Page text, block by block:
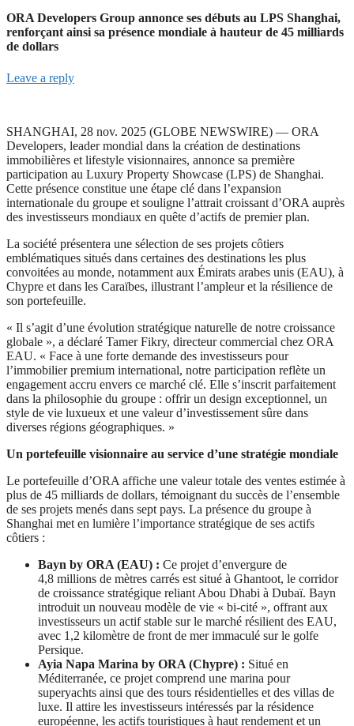
ORA Developers Group annonce ses débuts au LPS Shanghai,
renforçant ainsi sa présence mondiale à hauteur de 45 milliards
de dollars
Leave a reply
SHANGHAI, 28 nov. 2025 (GLOBE NEWSWIRE) — ORA
Developers, leader mondial dans la création de destinations
immobilières et lifestyle visionnaires, annonce sa première
participation au Luxury Property Showcase (LPS) de Shanghai.
Cette présence constitue une étape clé dans l’expansion
internationale du groupe et souligne l’attrait croissant d’ORA auprès
des investisseurs mondiaux en quête d’actifs de premier plan.
La société présentera une sélection de ses projets côtiers
emblématiques situés dans certaines des destinations les plus
convoitées au monde, notamment aux Émirats arabes unis (EAU), à
Chypre et dans les Caraïbes, illustrant l’ampleur et la résilience de
son portefeuille.
« Il s’agit d’une évolution stratégique naturelle de notre croissance
globale », a déclaré Tamer Fikry, directeur commercial chez ORA
EAU. « Face à une forte demande des investisseurs pour
l’immobilier premium international, notre participation reflète un
engagement accru envers ce marché clé. Elle s’inscrit parfaitement
dans la philosophie du groupe : offrir un design exceptionnel, un
style de vie luxueux et une valeur d’investissement sûre dans
diverses régions géographiques. »
Un portefeuille visionnaire au service d’une stratégie mondiale
Le portefeuille d’ORA affiche une valeur totale des ventes estimée à
plus de 45 milliards de dollars, témoignant du succès de l’ensemble
de ses projets menés dans sept pays. La présence du groupe à
Shanghai met en lumière l’importance stratégique de ses actifs
côtiers :
Bayn by ORA (EAU) : Ce projet d’envergure de
4,8 millions de mètres carrés est situé à Ghantoot, le corridor
de croissance stratégique reliant Abou Dhabi à Dubaï. Bayn
introduit un nouveau modèle de vie « bi-cité », offrant aux
investisseurs un actif stable sur le marché résilient des EAU,
avec 1,2 kilomètre de front de mer immaculé sur le golfe
Persique.
Ayia Napa Marina by ORA (Chypre) : Situé en
Méditerranée, ce projet comprend une marina pour
superyachts ainsi que des tours résidentielles et des villas de
luxe. Il attire les investisseurs intéressés par la résidence
européenne, les actifs touristiques à haut rendement et un